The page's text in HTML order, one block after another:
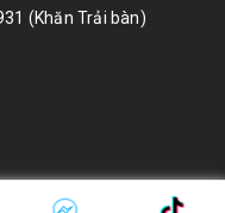
(Khăn Trải bàn)